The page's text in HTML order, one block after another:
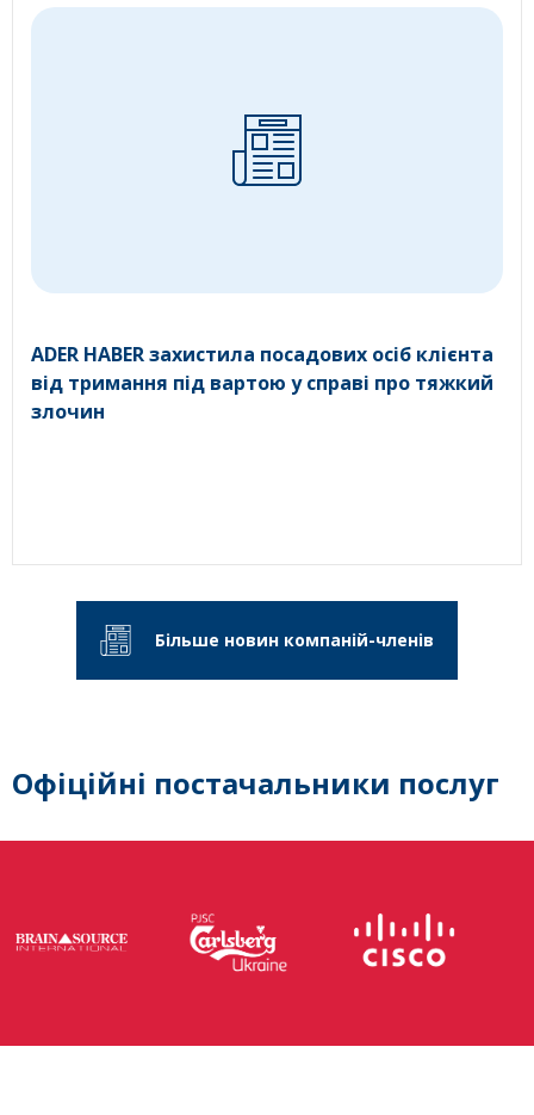
ADER HABER захистила посадових осіб клієнта
від тримання під вартою у справі про тяжкий
злочин
Більше новин компаній-членів
Офіційні постачальники послуг